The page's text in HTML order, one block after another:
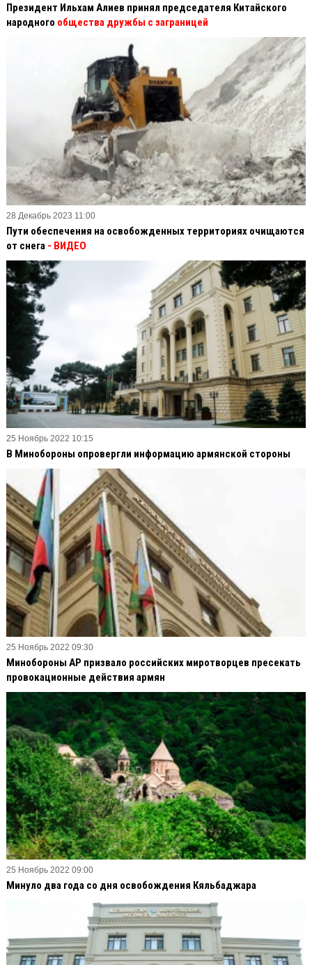
Президент Ильхам Алиев принял председателя Китайского
народного общества дружбы с заграницей
28 Декабрь 2023 11:00
Пути обеспечения на освобожденных территориях очищаются
от снега - ВИДЕО
25 Ноябрь 2022 10:15
В Минобороны опровергли информацию армянской стороны
25 Ноябрь 2022 09:30
Минобороны АР призвало российских миротворцев пресекать
провокационные действия армян
25 Ноябрь 2022 09:00
Минуло два года со дня освобождения Кяльбаджара